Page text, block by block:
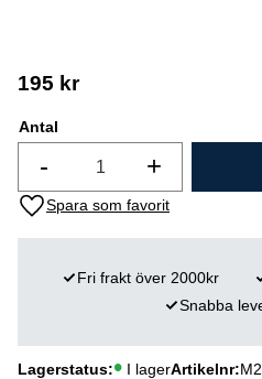
195 kr
Antal
+
-
Lägg till i favoriter
Lagerstatus I lagerArtikelnr
Fri frakt över 2000kr
Snabba